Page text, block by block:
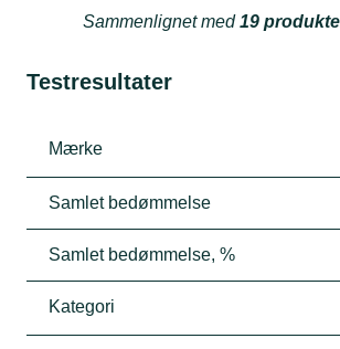
Sammenlignet med19
Testresultater
Mærke
Samlet bedømmelse
Samlet bedømmelse, %
Kategori